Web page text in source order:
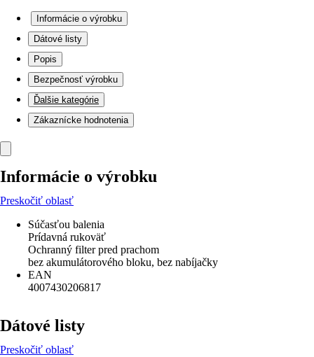
Informácie o výrobku
Dátové listy
Popis
Bezpečnosť výrobku
Ďalšie kategórie
Zákaznícke hodnotenia
Informácie o výrobku
Preskočiť oblasť
Súčasťou balenia
Prídavná rukoväť
Ochranný filter pred prachom
bez akumulátorového bloku, bez nabíjačky
EAN
4007430206817
Dátové listy
Preskočiť oblasť